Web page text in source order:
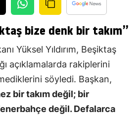
bize denk bir takım”
Yüksel Yıldırım, Beşiktaş
açıklamalarda rakiplerini
söyledi. Başkan,
bir takım değil; bir
değil. Defalarca